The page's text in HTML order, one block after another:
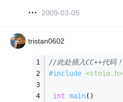
2009-03-05
tristan0602
//此处插入CC++代码！
#include <stoio.h>
int main()